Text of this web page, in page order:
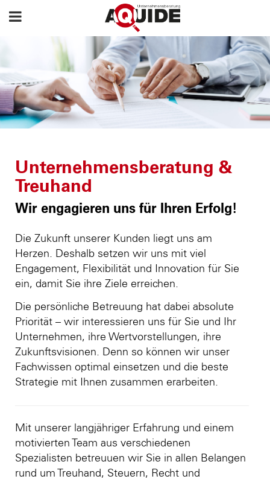
Unternehmensberatung &
Treuhand
Wir engagieren uns für Ihren Erfolg!
Die Zukunft unserer Kunden liegt uns am
Herzen. Deshalb setzen wir uns mit viel
Engagement, Flexibilität und Innovation für Sie
ein, damit Sie ihre Ziele erreichen.
Die persönliche Betreuung hat dabei absolute
Priorität – wir interessieren uns für Sie und Ihr
Unternehmen, ihre Wertvorstellungen, ihre
Zukunftsvisionen. Denn so können wir unser
Fachwissen optimal einsetzen und die beste
Strategie mit Ihnen zusammen erarbeiten.
Mit unserer langjähriger Erfahrung und einem
motivierten Team aus verschiedenen
Spezialisten betreuuen wir Sie in allen Belangen
rund um Treuhand, Steuern, Recht und